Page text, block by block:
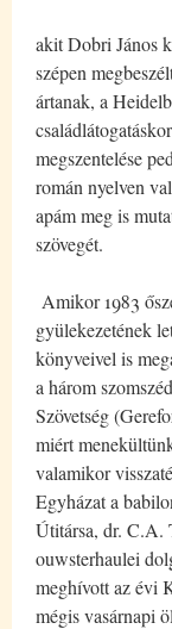
akit Dobri János
szépen
ártanak, a
megszentelése
román nyelven
apám meg is
szövegét.
Amikor 1983
gyülekezetének
könyveivel is
a három
Szövetség
miért
valamikor
Egyházat a
Útitársa, dr. C.A.
ouwsterhaulei
meghívott az évi
mégis vasárnapi